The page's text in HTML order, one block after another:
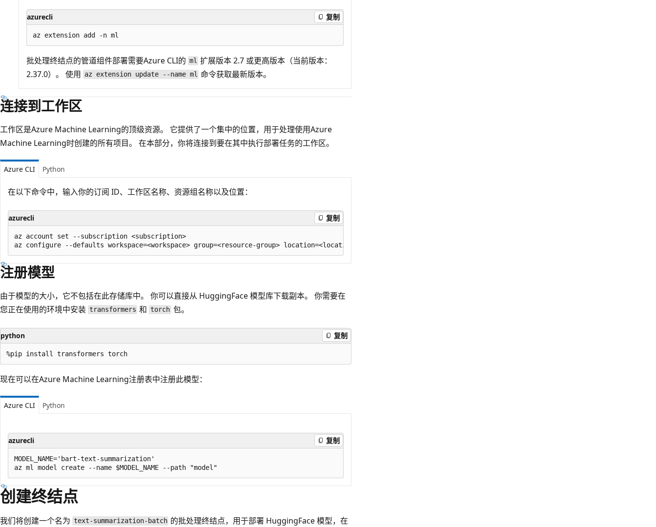
azurecli 复制
批处理终结点的管道组件部署需要Azure CLI的 ml 扩展版本 2.7 或更高版本（当前版本：
2.37.0）。 使用 az extension update --name ml 命令获取最新版本。
连接到工作区
工作区是Azure Machine Learning的顶级资源。 它提供了一个集中的位置，用于处理使用Azure
Machine Learning时创建的所有项目。 在本部分，你将连接到要在其中执行部署任务的工作区。
Azure CLI Python
在以下命令中，输入你的订阅 ID、工作区名称、资源组名称以及位置：
azurecli 复制
az account set --subscription <subscription>
注册模型
由于模型的大小，它不包括在此存储库中。 你可以直接从 HuggingFace 模型库下载副本。 你需要在
您正在使用的环境中安装 transformers 和torch包。
python 复制
现在可以在Azure Machine Learning注册表中注册此模型：
Azure CLI Python
azurecli 复制
MODEL_NAME='bart-text-summarization'
创建终结点
我们将创建一个名为 text-summarization-batch 的批处理终结点，用于部署 HuggingFace 模型，在